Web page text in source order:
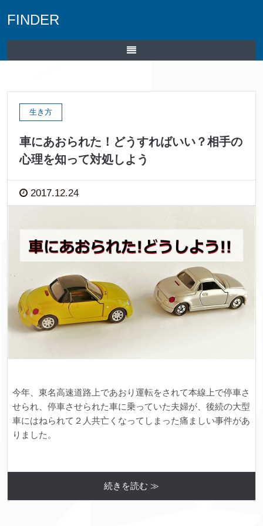
FINDER
生き方
車にあおられた！どうすればいい？相手の
心理を知って対処しよう
2017.12.24
今年、東名高速道路上であおり運転をされて本線上で停車さ
せられ、停車させられた車に乗っていた夫婦が、後続の大型
車にはねられて２人共亡くなってしまった痛ましい事件があ
りました。
続きを読む ≫